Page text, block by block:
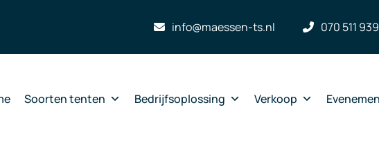
info@maessen-ts.nl 070 511
Soorten tenten Bedrijfsoplossing Verkoop